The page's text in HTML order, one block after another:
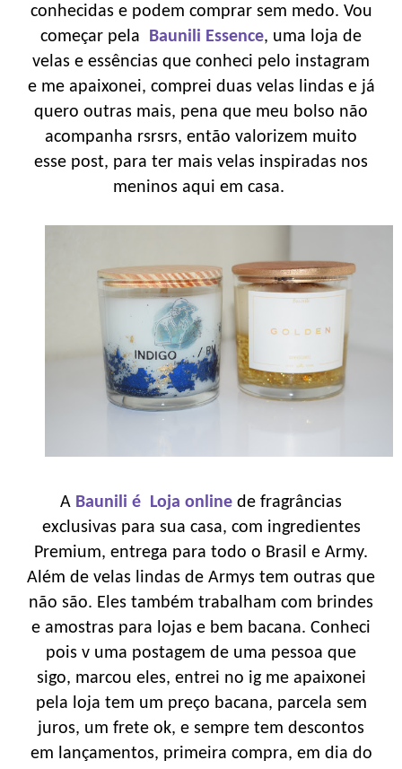
conhecidas e podem comprar sem medo. Vou
começar pela
Baunili Essence, uma loja de
velas e essências que conheci pelo instagram
e me apaixonei, comprei duas velas lindas e já
quero outras mais, pena que meu bolso não
acompanha rsrsrs, então valorizem muito
esse post, para ter mais velas inspiradas nos
meninos aqui em casa.
A Baunili é Loja online de fragrâncias
exclusivas para sua casa, com ingredientes
Premium, entrega para todo o Brasil e Army.
Além de velas lindas de Armys tem outras que
não são. Eles também trabalham com brindes
e amostras para lojas e bem bacana. Conheci
pois v uma postagem de uma pessoa que
sigo, marcou eles, entrei no ig me apaixonei
pela loja tem um preço bacana, parcela sem
juros, um frete ok, e sempre tem descontos
em lançamentos, primeira compra, em dia do